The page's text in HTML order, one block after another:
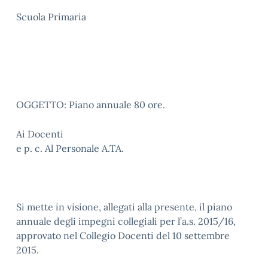
Scuola Primaria
OGGETTO: Piano annuale 80 ore.
Ai Docenti
e p. c. Al Personale A.TA.
Si mette in visione, allegati alla presente, il piano
annuale degli impegni collegiali per l’a.s. 2015/16,
approvato nel Collegio Docenti del 10 settembre
2015.